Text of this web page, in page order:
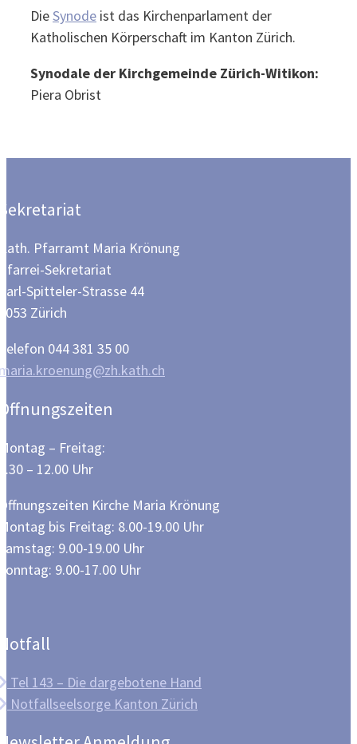
DieSynode ist das Kirchenparlament der
Katholischen Körperschaft im Kanton Zürich.
Synodale der Kirchgemeinde Zürich-Witikon:
Piera Obrist
Pfarramt Maria Krönung
Sekretariat
Spitteler-Strasse 44
Zürich
044 381 35 00
– Freitag:
– 12.00 Uhr
Kirche Maria Krönung
bis Freitag: 8.00-19.00 Uhr
9.00-19.00 Uhr
9.00-17.00 Uhr
Tel 143 – Die dargebotene Hand
Notfallseelsorge Kanton Zürich